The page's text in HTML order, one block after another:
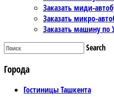
Заказать миди-
Заказать микро-
Заказать машину по
Search
Города
Гостиницы Ташкента